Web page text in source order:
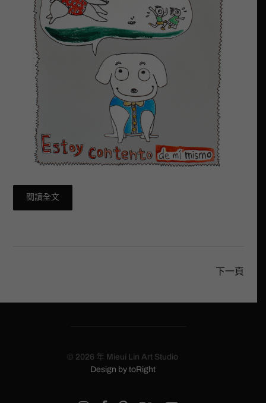
閱讀全文
下一頁
© 2026 年 Mieui Lin Art Studio
Design by toRight